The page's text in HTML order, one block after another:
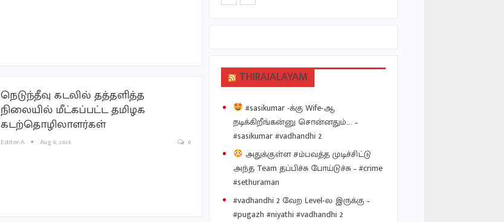
நெடுந்தீவு கடலில் தத்தளித்த
நிலையில் மீட்கப்பட்ட தமிழக
கடற்தொழிலாளர்கள்
Editor-A Aug 6, 2026 0
THIRAIALAYAM
#sasikumar -க்கு Wife-ஆ
நடிக்கிறீங்கன்னு சொன்னதும்…. –
#sasikumar #vadhandhi 2
அதுக்குள்ள சம்பவத்த முடிச்சிட்டு
அந்த Team தப்பிச்சு போய்டுச்சு – #crime
#sethuraman
#vadhandhi 2 வேற Level-ல இருக்கு –
#pugazh #niyathi #vadhandhi 2